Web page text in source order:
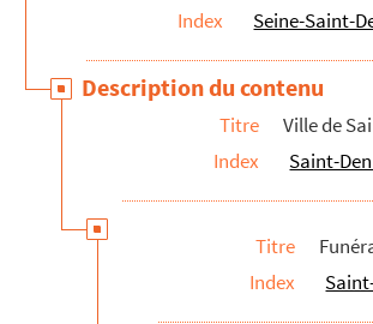
Index
Seine-Saint-
Description du contenu
Titre
Ville de
Index
Saint-
Titre
Index